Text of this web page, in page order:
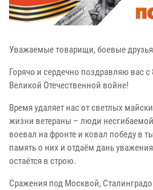
Уважаемые товарищи, боевые
Горячо и сердечно поздравляю вас
Великой Отечественной войне!
Время удаляет нас от светлых
жизни ветераны – люди
воевал на фронте и ковал победу в
память о них и отдаём дань
остаётся в строю.
Сражения под Москвой,